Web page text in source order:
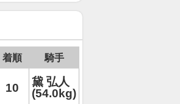
着順 騎手
10
黛 弘人
(54.0kg)